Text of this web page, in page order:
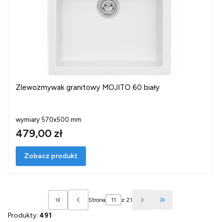
Zlewozmywak granitowy MOJITO 60 biały
wymiary 570x500 mm
479,00 zł
Zobacz produkt
Wróć do pierwszej strony z produktami
Strona z 21
Przejdź do
Produkty: 491